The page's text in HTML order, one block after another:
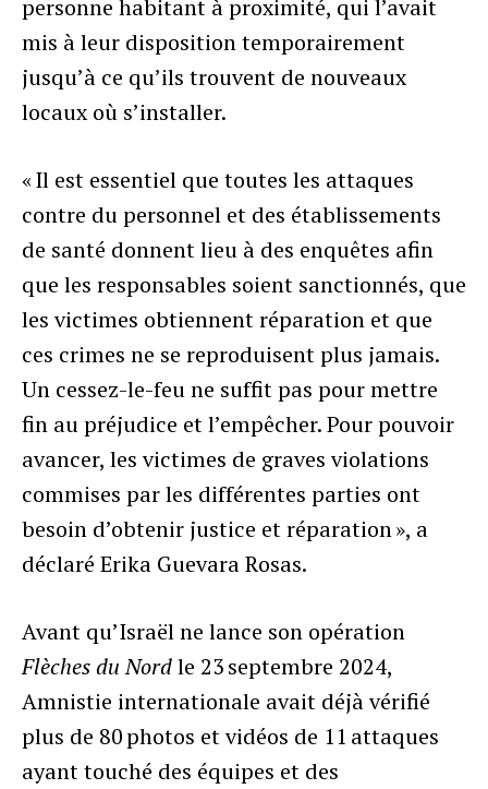
personne habitant à proximité, qui l’avait
mis à leur disposition temporairement
jusqu’à ce qu’ils trouvent de nouveaux
locaux où s’installer.
« Il est essentiel que toutes les attaques
contre du personnel et des établissements
de santé donnent lieu à des enquêtes afin
que les responsables soient sanctionnés, que
les victimes obtiennent réparation et que
ces crimes ne se reproduisent plus jamais.
Un cessez-le-feu ne suffit pas pour mettre
fin au préjudice et l’empêcher. Pour pouvoir
avancer, les victimes de graves violations
commises par les différentes parties ont
besoin d’obtenir justice et réparation », a
déclaré Erika Guevara Rosas.
Avant qu’Israël ne lance son opération
Flèches du Nordle 23 septembre 2024,
Amnistie internationale avait déjà vérifié
plus de 80 photos et vidéos de 11 attaques
ayant touché des équipes et des